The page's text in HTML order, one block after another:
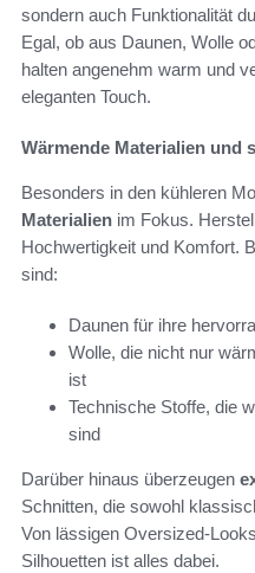
sondern auch Funktionalität
Egal, ob aus Daunen, Wolle
halten angenehm warm und
eleganten Touch.
Wärmende Materialien und
Besonders in den kühleren
Materialien im Fokus.
Hochwertigkeit und Komfort.
sind:
Daunen für ihre
Wolle, die nicht nur
ist
Technische Stoffe, die
sind
Darüber hinaus überzeugen
Schnitten, die sowohl
Von lässigen Oversized-
Silhouetten ist alles dabei.